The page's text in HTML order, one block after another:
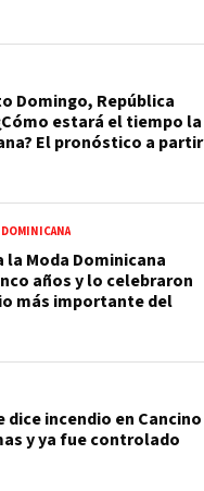
Domingo, República
estará el tiempo la
El pronóstico a partir
DOMINICANA
la Moda Dominicana
años y lo celebraron
más importante del
dice incendio en Cancino
y ya fue controlado